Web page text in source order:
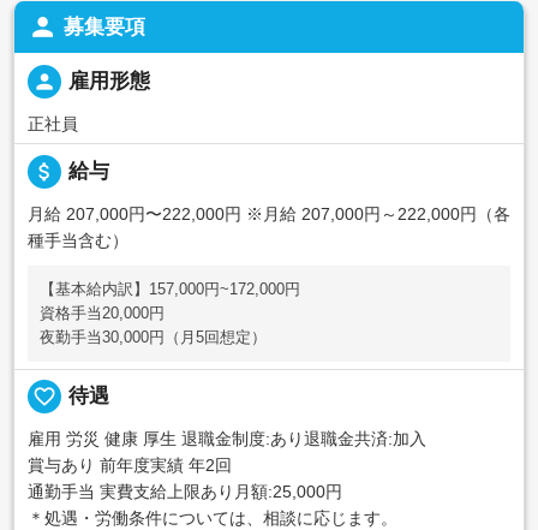
person 募集要項
person 雇用形態
正社員
attach_money 給与
月給 207,000円〜222,000円 ※月給 207,000円～222,000円（各
種手当含む）
【基本給内訳】157,000円~172,000円
資格手当20,000円
夜勤手当30,000円（月5回想定）
favorite_border 待遇
雇用 労災 健康 厚生 退職金制度:あり退職金共済:加入
賞与あり 前年度実績 年2回
通勤手当 実費支給上限あり月額:25,000円
＊処遇・労働条件については、相談に応じます。